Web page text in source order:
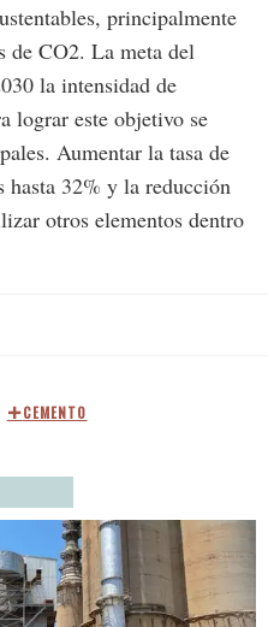
principalmente
de CO2. La meta del
la intensidad de
lograr este objetivo se
Aumentar la tasa de
hasta 32% y la reducción
otros elementos dentro
CEMENTO